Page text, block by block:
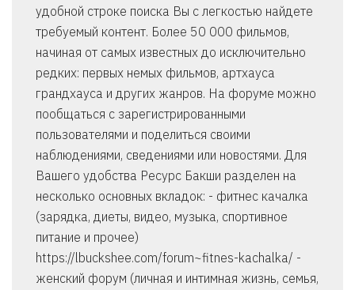
удобной строке поиска Вы с легкостью найдете
требуемый контент. Более 50 000 фильмов,
начиная от самых известных до исключительно
редких: первых немых фильмов, артхауса
грандхауса и других жанров. На форуме можно
пообщаться с зарегистрированными
пользователями и поделиться своими
наблюдениями, сведениями или новостями. Для
Вашего удобства Ресурс Бакши разделен на
несколько основных вкладок: - фитнес качалка
(зарядка, диеты, видео, музыка, спортивное
питание и прочее)
https://lbuckshee.com/forum~fitnes-kachalka/ -
женский форум (личная и интимная жизнь, семья,